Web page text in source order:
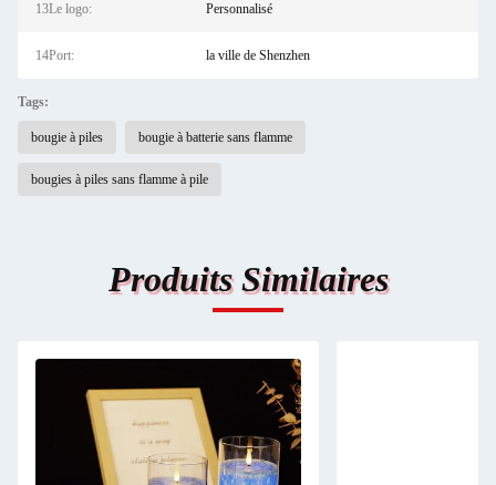
13Le logo: Personnalisé
14Port: la ville de Shenzhen
Tags:
bougie à piles bougie à batterie sans flamme
bougies à piles sans flamme à pile
Produits Similaires